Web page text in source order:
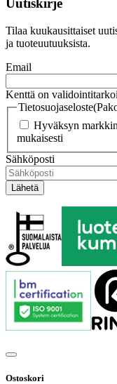
Uutiskirje
Tilaa kuukausittaiset
ja tuoteuutuuksista.
Email
Kenttä on
Tietosuojaseloste
Hyväksyn
mukaisesti
Sähköposti
Ostoskori